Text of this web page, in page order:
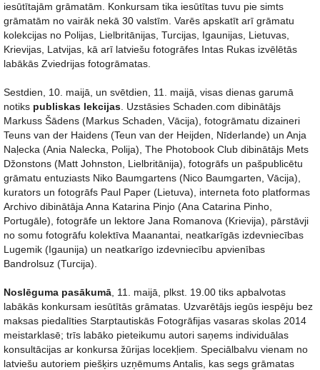
iesūtītajām grāmatām. Konkursam tika iesūtītas tuvu pie simts
grāmatām no vairāk nekā 30 valstīm. Varēs apskatīt arī grāmatu
kolekcijas no Polijas, Lielbritānijas, Turcijas, Igaunijas, Lietuvas,
Krievijas, Latvijas, kā arī latviešu fotogrāfes Intas Rukas izvēlētās
labākās Zviedrijas fotogrāmatas.
Sestdien, 10. maijā, un svētdien, 11. maijā, visas dienas garumā
notiks publiskas lekcijas . Uzstāsies Schaden.com dibinātājs
Markuss Šādens (Markus Schaden, Vācija), fotogrāmatu dizaineri
Teuns van der Haidens (Teun van der Heijden, Nīderlande) un Anja
Naļecka (Ania Nalecka, Polija), The Photobook Club dibinātājs Mets
Džonstons (Matt Johnston, Lielbritānija), fotogrāfs un pašpublicētu
grāmatu entuziasts Niko Baumgartens (Nico Baumgarten, Vācija),
kurators un fotogrāfs Paul Paper (Lietuva), interneta foto platformas
Archivo dibinātāja Anna Katarina Pinjo (Ana Catarina Pinho,
Portugāle), fotogrāfe un lektore Jana Romanova (Krievija), pārstāvji
no somu fotogrāfu kolektīva Maanantai, neatkarīgās izdevniecības
Lugemik (Igaunija) un neatkarīgo izdevniecību apvienības
Bandrolsuz (Turcija).
Noslēguma pasākumā , 11. maijā, plkst. 19.00 tiks apbalvotas
labākās konkursam iesūtītās grāmatas. Uzvarētājs iegūs iespēju bez
maksas piedalīties Starptautiskās Fotogrāfijas vasaras skolas 2014
meistarklasē; trīs labāko pieteikumu autori saņems individuālas
konsultācijas ar konkursa žūrijas locekļiem. Speciālbalvu vienam no
latviešu autoriem piešķirs uzņēmums Antalis, kas segs grāmatas